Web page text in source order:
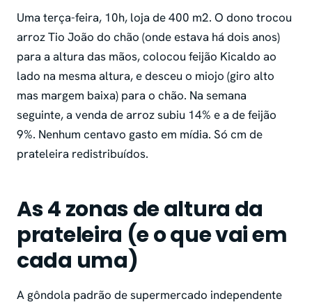
Uma terça-feira, 10h, loja de 400 m2. O dono trocou
arroz Tio João do chão (onde estava há dois anos)
para a altura das mãos, colocou feijão Kicaldo ao
lado na mesma altura, e desceu o miojo (giro alto
mas margem baixa) para o chão. Na semana
seguinte, a venda de arroz subiu 14% e a de feijão
9%. Nenhum centavo gasto em mídia. Só cm de
prateleira redistribuídos.
As 4 zonas de altura da
prateleira (e o que vai em
cada uma)
A gôndola padrão de supermercado independente